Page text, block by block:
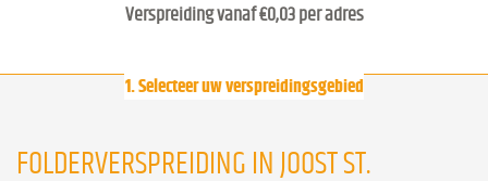
Verspreiding vanaf €0,03 per adres
1. Selecteer uw verspreidingsgebied
FOLDERVERSPREIDING IN JOOST ST.